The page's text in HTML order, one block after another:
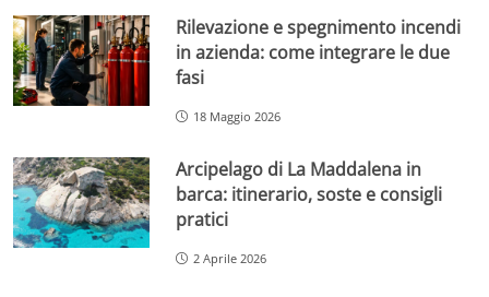
Rilevazione e spegnimento incendi
in azienda: come integrare le due
fasi
18 Maggio 2026
Arcipelago di La Maddalena in
barca: itinerario, soste e consigli
pratici
2 Aprile 2026